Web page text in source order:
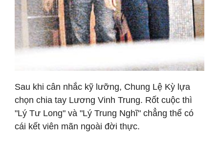
Sau khi cân nhắc kỹ lưỡng, Chung Lệ Kỳ lựa
chọn chia tay Lương Vinh Trung. Rốt cuộc thì
"Lý Tư Long" và "Lý Trung Nghĩ" chẳng thể có
cái kết viên mãn ngoài đời thực.